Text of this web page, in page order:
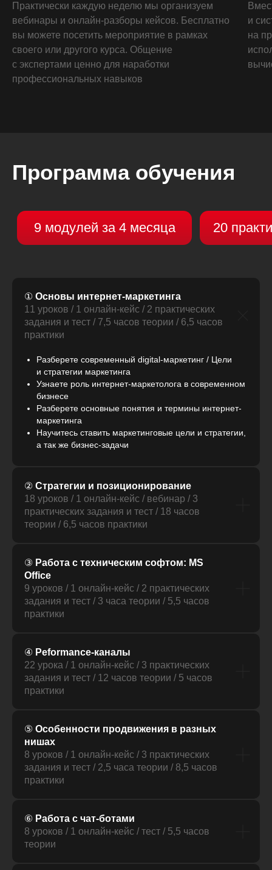
Практически каждую неделю мы организуем
вебинары и онлайн-разборы кейсов. Бесплатно
вы можете посетить мероприятие в рамках
своего или другого курса. Общение
с экспертами ценно для наработки
профессиональных навыков
и
на
Программа обучения
① Основы интернет-маркетинга
11 уроков / 1 онлайн-кейс / 2 практических
задания и тест / 7,5 часов теории / 6,5 часов
практики
Разберете современный digital-маркетинг / Цели
и стратегии маркетинга
Узнаете роль интернет-маркетолога в современном
бизнесе
Разберете основные понятия и термины интернет-
маркетинга
Научитесь ставить маркетинговые цели и стратегии,
а так же бизнес-задачи
② Стратегии и позиционирование
18 уроков / 1 онлайн-кейс / вебинар / 3
практических задания и тест / 18 часов
теории / 6,5 часов практики
③ Работа с техническим софтом: MS
Office
9 уроков / 1 онлайн-кейс / 2 практических
задания и тест / 3 часа теории / 5,5 часов
практики
④ Peformance-каналы
22 урока / 1 онлайн-кейс / 3 практических
задания и тест / 12 часов теории / 5 часов
практики
⑤ Особенности продвижения в разных
нишах
8 уроков / 1 онлайн-кейс / 3 практических
задания и тест / 2,5 часа теории / 8,5 часов
практики
⑥ Работа с чат-ботами
8 уроков / 1 онлайн-кейс / тест / 5,5 часов
теории